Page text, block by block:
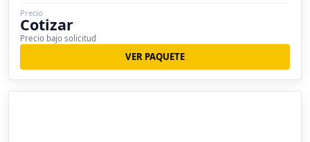
Precio
Cotizar
Precio bajo solicitud
VER PAQUETE